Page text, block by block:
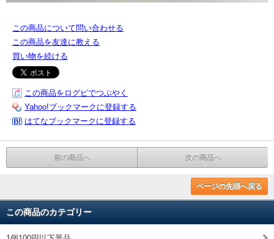
この商品について問い合わせる
この商品を友達に教える
買い物を続ける
この商品をログピでつぶやく
Yahoo!ブックマークに登録する
はてなブックマークに登録する
前の商品へ 次の商品へ
ページの先頭へ戻る
この商品のカテゴリー